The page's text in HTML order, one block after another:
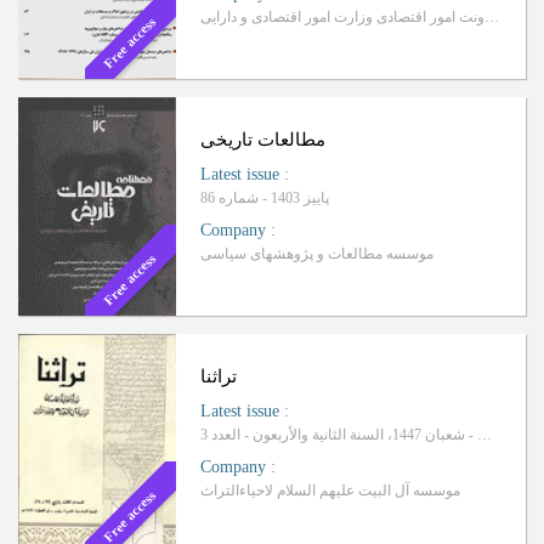
Free access معاونت امور اقتصادی وزارت امور اقتصادی و دارایی
Free access
مطالعات تاریخی
Latest issue :
پاییز 1403 - شماره 86
Company :
موسسه مطالعات و پژوهشهای سیاسی
Free access
تراثنا
Latest issue :
رجب - شعبان 1447، السنة الثانیة والأربعون - العدد 3
Company :
موسسه آل البیت علیهم السلام لاحیاء‌التراث